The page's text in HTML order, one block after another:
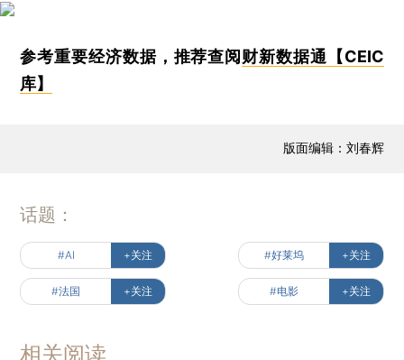
参考重要经济数据，推荐查阅财新数据通【CEIC
库】
版面编辑：刘春辉
话题：
#AI +关注 #好莱坞 +关注
#法国 +关注 #电影 +关注
相关阅读